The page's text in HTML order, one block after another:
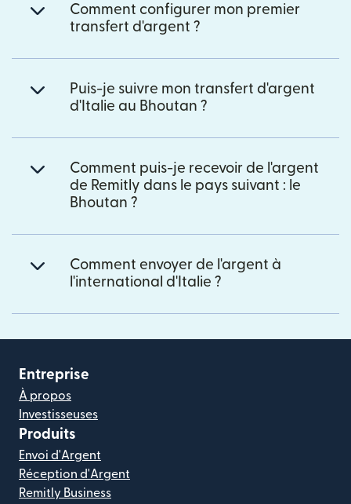
Comment configurer mon premier
transfert d'argent ?
Puis-je suivre mon transfert d'argent
d'Italie au Bhoutan ?
Comment puis-je recevoir de l'argent
de Remitly dans le pays suivant : le
Bhoutan ?
Comment envoyer de l'argent à
l'international d'Italie ?
Entreprise
À propos
Investisseuses
Produits
Envoi d'Argent
Réception d'Argent
Remitly Business